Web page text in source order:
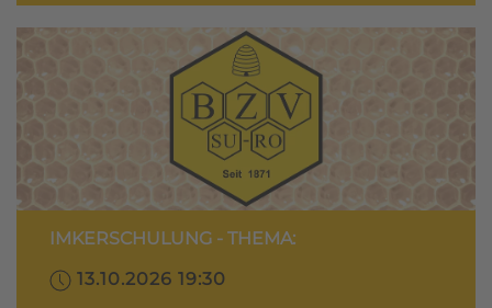
IMKERSCHULUNG - THEMA:
13.10.2026 19:30